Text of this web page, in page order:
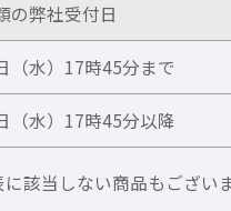
の弊社受付日
（水）17時45分まで
（水）17時45分以降
該当しない商品もござい